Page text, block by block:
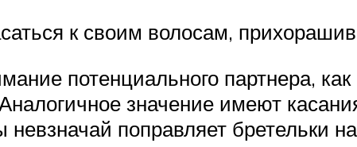
к своим волосам,
потенциального партнера,
значение имеют
поправляет бретельки